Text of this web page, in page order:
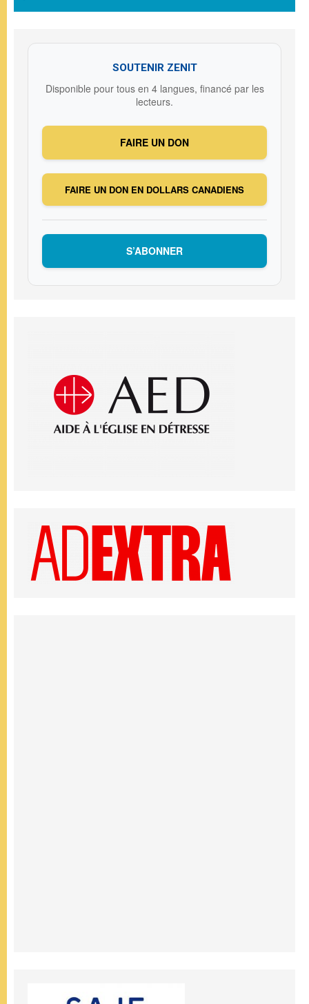
SOUTENIR ZENIT
Disponible pour tous en 4 langues, financé par les
lecteurs.
FAIRE UN DON
FAIRE UN DON EN DOLLARS CANADIENS
S’ABONNER